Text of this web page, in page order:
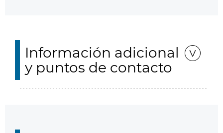
Información adicional
y puntos de contacto